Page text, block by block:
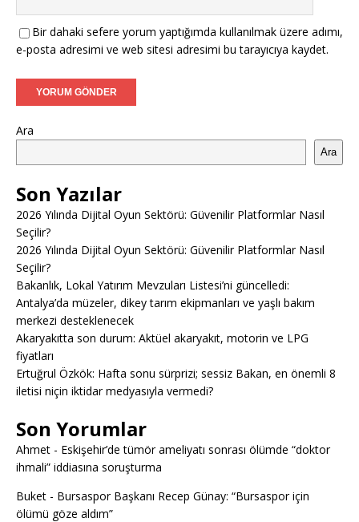
Bir dahaki sefere yorum yaptığımda kullanılmak üzere adımı,
e-posta adresimi ve web sitesi adresimi bu tarayıcıya kaydet.
Ara
Ara
Son Yazılar
2026 Yılında Dijital Oyun Sektörü: Güvenilir Platformlar Nasıl
Seçilir?
2026 Yılında Dijital Oyun Sektörü: Güvenilir Platformlar Nasıl
Seçilir?
Bakanlık, Lokal Yatırım Mevzuları Listesi’ni güncelledi:
Antalya’da müzeler, dikey tarım ekipmanları ve yaşlı bakım
merkezi desteklenecek
Akaryakıtta son durum: Aktüel akaryakıt, motorin ve LPG
fiyatları
Ertuğrul Özkök: Hafta sonu sürprizi; sessiz Bakan, en önemli 8
iletisi niçin iktidar medyasıyla vermedi?
Son Yorumlar
Ahmet - Eskişehir’de tümör ameliyatı sonrası ölümde “doktor
ihmali” iddiasına soruşturma
Buket - Bursaspor Başkanı Recep Günay: “Bursaspor için
ölümü göze aldım”